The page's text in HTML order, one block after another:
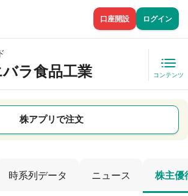
口座開設 ログイン
ラ食品工業 コンテンツ
株アプリで注文
時系列データ ニュース 株主優